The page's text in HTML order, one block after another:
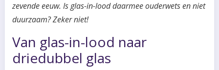
zevende eeuw. Is glas-in-lood daarmee ouderwets en niet
duurzaam? Zeker niet!
Van glas-in-lood naar
driedubbel glas